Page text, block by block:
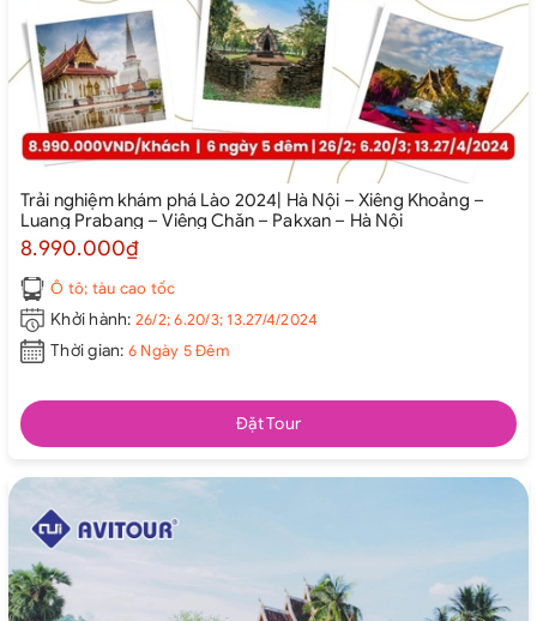
Trải nghiệm khám phá Lào 2024| Hà Nội – Xiêng Khoảng –
Luang Prabang – Viêng Chăn – Pakxan – Hà Nội
8.990.000₫
Ô tô; tàu cao tốc
Khởi hành: 26/2; 6.20/3; 13.27/4/2024
Thời gian: 6 Ngày 5 Đêm
Đặt Tour